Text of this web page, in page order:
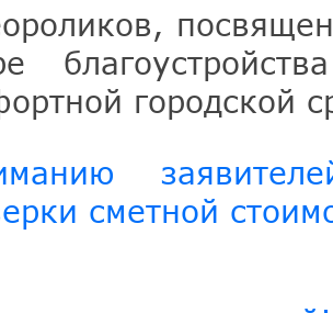
городской
сметной